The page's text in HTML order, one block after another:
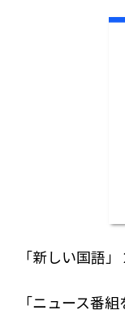
「新しい国語
「ニュース番